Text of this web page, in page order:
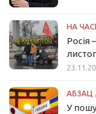
НА ЧАСІ
Росія
АБЗАЦ
У